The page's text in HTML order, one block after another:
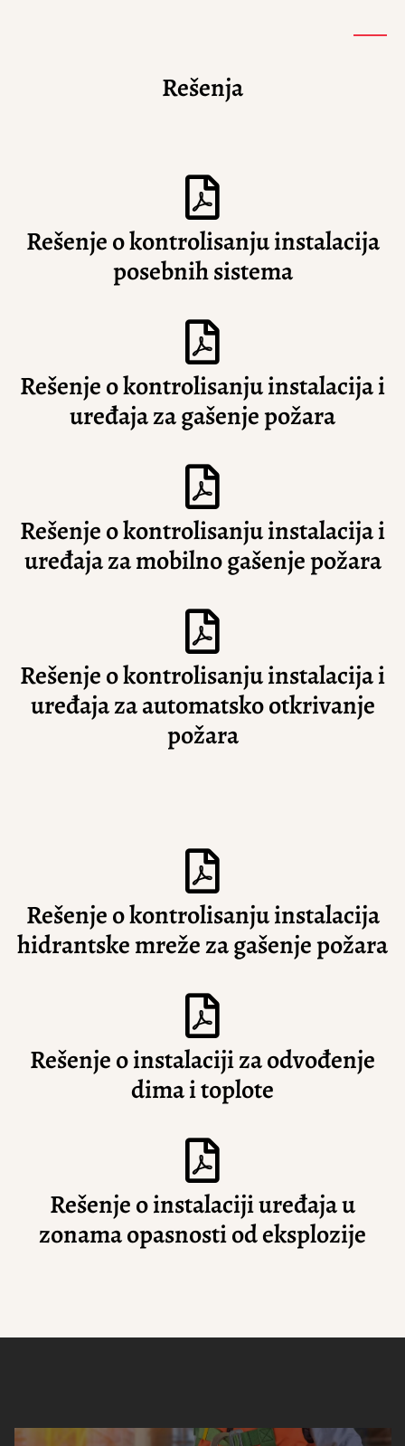
Rešenja
Rešenje o kontrolisanju instalacija
posebnih sistema
Rešenje o kontrolisanju instalacija i
uređaja za gašenje požara
Rešenje o kontrolisanju instalacija i
uređaja za mobilno gašenje požara
Rešenje o kontrolisanju instalacija i
uređaja za automatsko otkrivanje
požara
Rešenje o kontrolisanju instalacija
hidrantske mreže za gašenje požara
Rešenje o instalaciji za odvođenje
dima i toplote
Rešenje o instalaciji uređaja u
zonama opasnosti od eksplozije